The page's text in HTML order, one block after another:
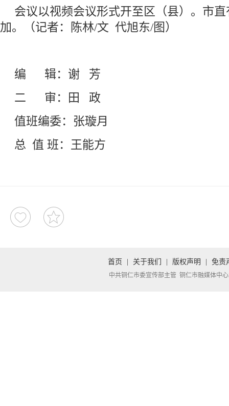
会议以视频会议形式开至区（县）。市
加。（记者：陈林/文 代旭东/图）
编 辑：谢 芳
二 审：田 政
值班编委：张璇月
总 值 班：王能方
首页 关于我们 版权声明 免责
中共铜仁市委宣传部主管 铜仁市融媒体中心